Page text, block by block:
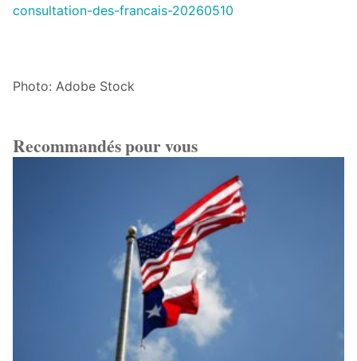
consultation-des-francais-20260510
Photo: Adobe Stock
Recommandés pour vous